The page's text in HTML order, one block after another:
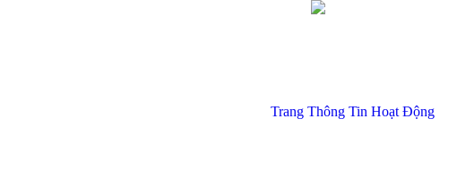
Trang Thông Tin Hoạt Động